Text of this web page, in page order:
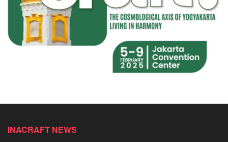
INACRAFT NEWS